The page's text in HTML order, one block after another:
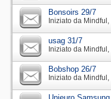
Bonsoirs 29/7
Iniziato da Mindful
usag 31/7
Iniziato da Mindful
Bobshop 26/7
Iniziato da Mindful